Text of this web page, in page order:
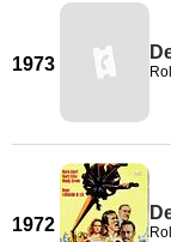
1973
1972